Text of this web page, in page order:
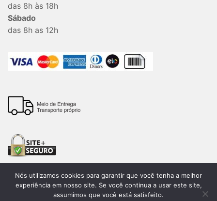
das 8h às 18h
Sábado
das 8h as 12h
Todos os direitos reservados. 2026®. Lemon Bauru –
Nós utilizamos cookies para garantir que você tenha a melhor
experiência em nosso site. Se você continua a usar este site,
assumimos que você está satisfeito.